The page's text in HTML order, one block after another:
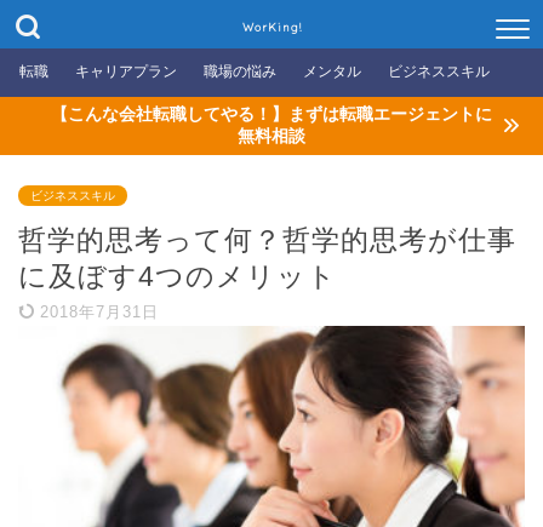
WorKing!
転職 キャリアプラン 職場の悩み メンタル ビジネススキル
【こんな会社転職してやる！】まずは転職エージェントに
無料相談
ビジネススキル
哲学的思考って何？哲学的思考が仕事
に及ぼす4つのメリット
2018年7月31日